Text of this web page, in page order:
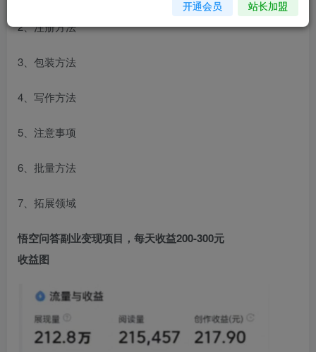
2、注册方法
3、包装方法
4、写作方法
5、注意事项
6、批量方法
7、拓展领域
悟空问答副业变现项目，每天收益200-300元
收益图
开通会员 站长加盟